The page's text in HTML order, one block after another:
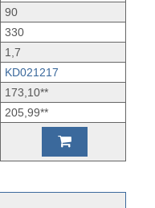
90
330
1,7
KD021217
173,10**
205,99**